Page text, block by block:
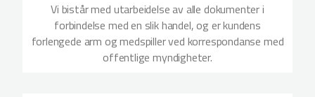
Vi bistår med utarbeidelse av alle dokumenter i
forbindelse med en slik handel, og er kundens
forlengede arm og medspiller ved korrespondanse med
offentlige myndigheter.